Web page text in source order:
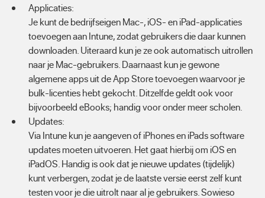
Applicaties:
Je kunt de bedrijfseigen Mac-, iOS- en iPad-applicaties
toevoegen aan Intune, zodat gebruikers die daar kunnen
downloaden. Uiteraard kun je ze ook automatisch uitrollen
naar je Mac-gebruikers. Daarnaast kun je gewone
algemene apps uit de App Store toevoegen waarvoor je
bulk-licenties hebt gekocht. Ditzelfde geldt ook voor
bijvoorbeeld eBooks; handig voor onder meer scholen.
Updates:
Via Intune kun je aangeven of iPhones en iPads software
updates moeten uitvoeren. Het gaat hierbij om iOS en
iPadOS. Handig is ook dat je nieuwe updates (tijdelijk)
kunt verbergen, zodat je de laatste versie eerst zelf kunt
testen voor je die uitrolt naar al je gebruikers. Sowieso